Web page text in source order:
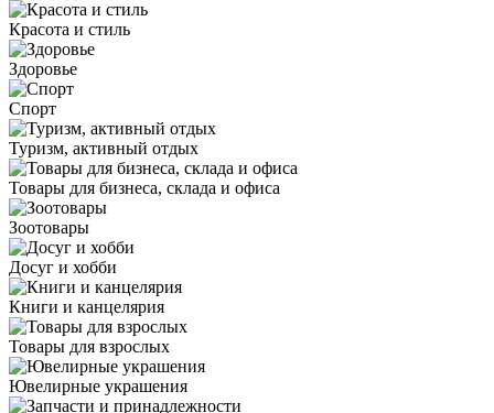
Красота и стиль
Здоровье
Спорт
Туризм, активный отдых
Товары для бизнеса, склада и офиса
Зоотовары
Досуг и хобби
Книги и канцелярия
Товары для взрослых
Ювелирные украшения